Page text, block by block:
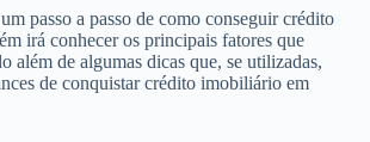
passo a passo de como conseguir crédito
irá conhecer os principais fatores que
além de algumas dicas que, se utilizadas,
de conquistar crédito imobiliário em